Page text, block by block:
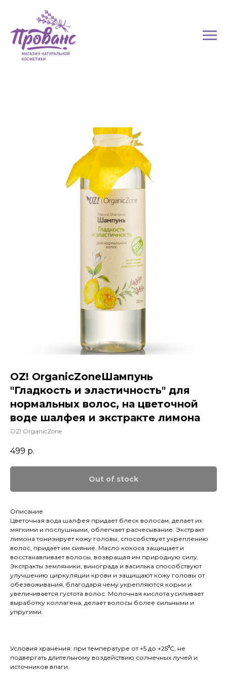
OZ! OrganicZoneШампунь
"Гладкость и эластичность" для
нормальных волос, на цветочной
воде шалфея и экстракте лимона
OZ! OrganicZone
499 р.
Out of stock
Описание
Цветочная вода шалфея придает блеск волосам, делает их
мягкими и послушными, облегчает расчесывание. Экстракт
лимона тонизирует кожу головы, способствует укреплению
волос, придает им сияние. Масло кокоса защищает и
восстанавливает волосы, возвращая им природную силу.
Экстракты земляники, винограда и василька способствуют
улучшению циркуляции крови и защищают кожу головы от
обезвоживания, благодаря чему укрепляются корни и
увеличивается густота волос. Молочная кислота усиливает
выработку коллагена, делает волосы более сильными и
упругими.
Условия хранения: при температуре от +5 до +25⁰С, не
подвергать длительному воздействию солнечных лучей и
источников влаги.